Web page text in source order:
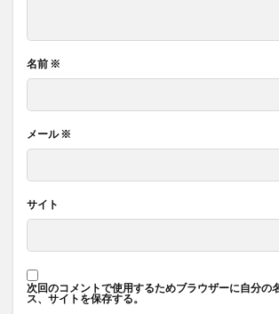
名前 ※
メール※
サイト
次回のコメントで使用するためブラウザーに自分の
ス、サイトを保存する。